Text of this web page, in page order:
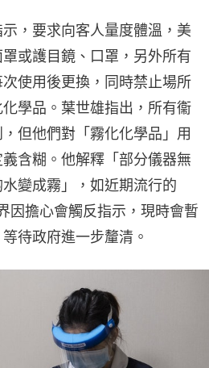
，要求向客人量度體溫，美
或護目鏡、口罩，另外所有
使用後更換，同時禁止場所
學品。葉世雄指出，所有衞
但他們對「霧化化學品」用
含糊。他解釋「部分儀器無
變成霧」，如近期流行的
因擔心會觸反指示，現時會暫
待政府進一步釐清。